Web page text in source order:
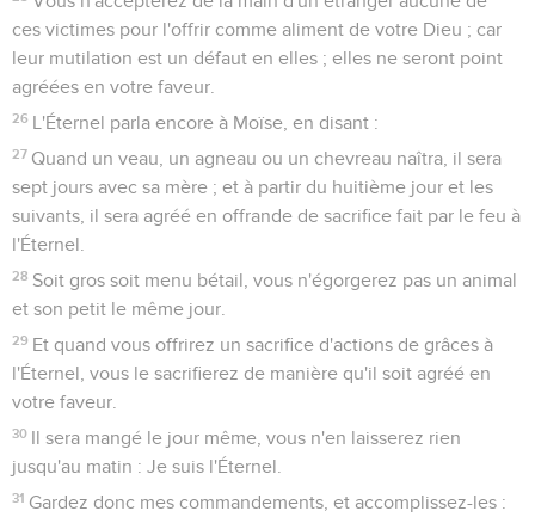
l'Éternel.
Vous apporterez de vos demeures deux pains, pour une
offrande agitée ; ils seront de deux dixièmes de fleur de
défaut, et un jeune taureau, et deux béliers, qui seront en
holocauste à l'Éternel, avec leur offrande et leurs libations,
en sacrifice fait par le feu, d'agréable odeur à l'Éternel.
agneaux d'un an en sacrifice de prospérités.
offrande agitée devant l'Éternel, avec les deux agneaux ; ils
seront consacrés à l'Éternel, pour le sacrificateur.
sainte convocation ; vous ne ferez aucune oeuvre servile.
C'est une ordonnance perpétuelle dans toutes vos
demeures, d'âge en âge.